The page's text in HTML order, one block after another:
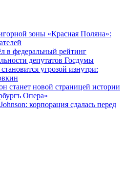
зоны «Красная Поляна»:
в федеральный рейтинг
депутатов Госдумы
угрозой изнутри:
станет новой страницей истории
Опера»
корпорация сдалась перед